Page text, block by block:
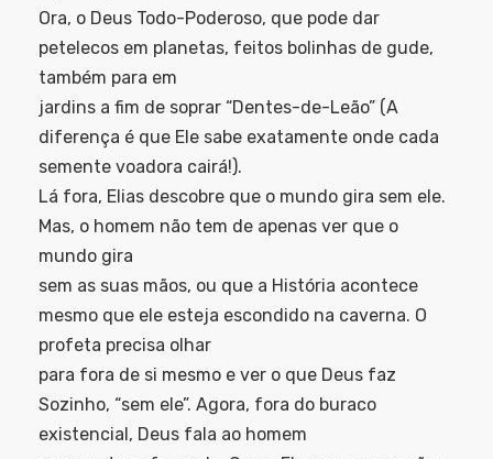
Ora, o Deus Todo-Poderoso, que pode dar
petelecos em planetas, feitos bolinhas de gude,
também para em
jardins a fim de soprar “Dentes-de-Leão” (A
diferença é que Ele sabe exatamente onde cada
semente voadora cairá!).
Lá fora, Elias descobre que o mundo gira sem ele.
Mas, o homem não tem de apenas ver que o
mundo gira
sem as suas mãos, ou que a História acontece
mesmo que ele esteja escondido na caverna. O
profeta precisa olhar
para fora de si mesmo e ver o que Deus faz
Sozinho, “sem ele”. Agora, fora do buraco
existencial, Deus fala ao homem